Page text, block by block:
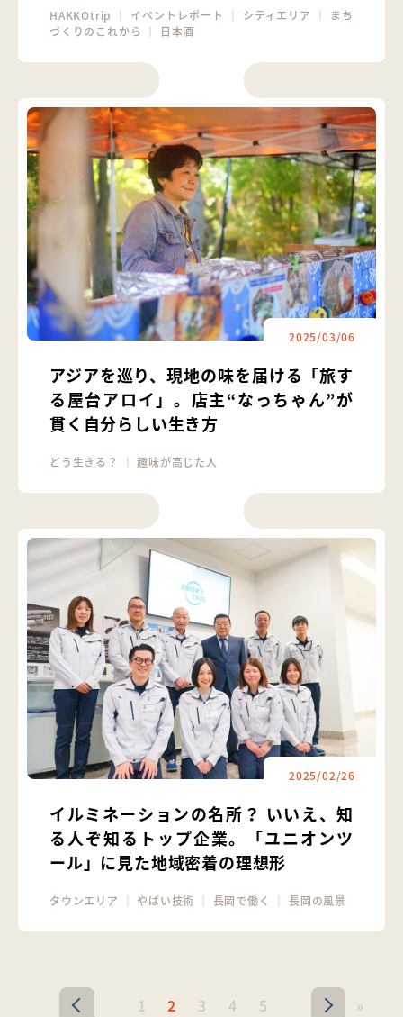
HAKKOtrip ｜ イベントレポート ｜ シティエリア ｜ まち
づくりのこれから ｜ 日本酒
2025/03/06
アジアを巡り、現地の味を届ける「旅す
る屋台アロイ」。店主“なっちゃん”が
貫く自分らしい生き方
どう生きる？ ｜趣味が高じた人
2025/02/26
イルミネーションの名所？ いいえ、知
る人ぞ知るトップ企業。「ユニオンツ
ール」に見た地域密着の理想形
タウンエリア ｜ やばい技術 ｜ 長岡で働く ｜長岡の風景
< 1 2 3 4 5 > »